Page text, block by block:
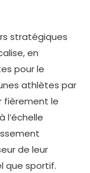
stratégiques
en
pour le
athlètes par
fièrement le
l’échelle
de leur
que sportif.